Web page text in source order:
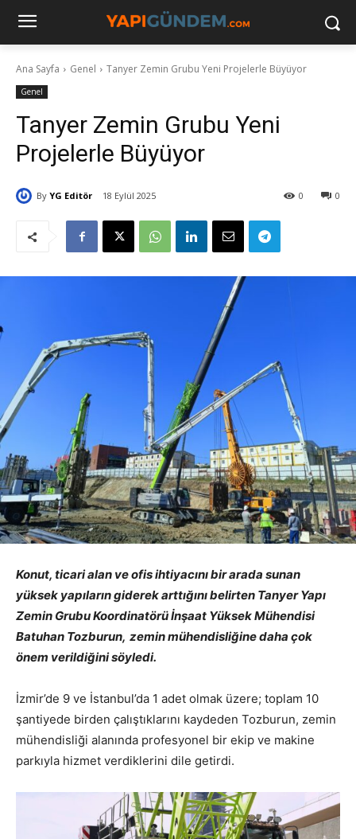
Ana Sayfa Genel Tanyer Zemin Grubu Yeni Projelerle Büyüyor
Genel
Tanyer Zemin Grubu Yeni
Projelerle Büyüyor
By YG Editör 18 Eylül 2025 0
0
Konut, ticari alan ve ofis ihtiyacını bir arada sunan
yüksek yapıların giderek arttığını belirten Tanyer Yapı
Zemin Grubu Koordinatörü İnşaat Yüksek Mühendisi
Batuhan Tozburun, zemin mühendisliğine daha çok
önem verildiğini söyledi.
İzmir’de 9 ve İstanbul’da 1 adet olmak üzere; toplam 10
şantiyede birden çalıştıklarını kaydeden Tozburun, zemin
mühendisliği alanında profesyonel bir ekip ve makine
parkıyla hizmet verdiklerini dile getirdi.